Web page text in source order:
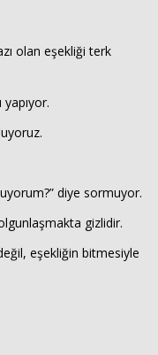
olan eşekliği terk
diye sormuyor.
gizlidir.
eşekliğin bitmesiyle